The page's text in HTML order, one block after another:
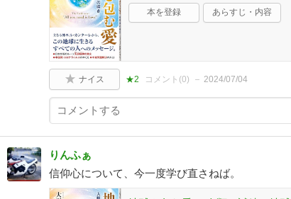
本を登録 あらすじ・内容
ナイス ★2 コメント(0) 2024/07/04
りんふぁ
信仰心について、今一度学び直さねば。